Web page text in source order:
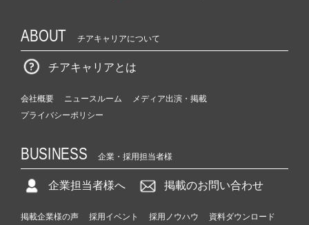
ABOUT チアキャリアについて
チアキャリアとは
会社概要 ニュースルーム
メディア出演・掲載
プライバシーポリシー
BUSINESS 企業・採用担当者様
企業担当者様へ 掲載のお問い合わせ
掲載企業様の声 採用イベント 採用ノウハウ
資料ダウンロード